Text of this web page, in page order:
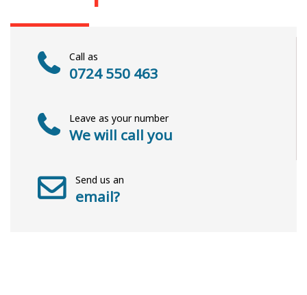
Call as
0724 550 463
Leave as your number
We will call you
Send us an
email?